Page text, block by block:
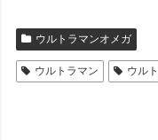
ウルトラマンオメガ
ウルトラマン ウル